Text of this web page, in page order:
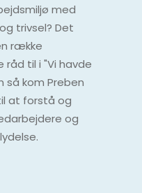
med
trivsel? Det
række
råd til i "Vi havde
kom Preben
at forstå og
og